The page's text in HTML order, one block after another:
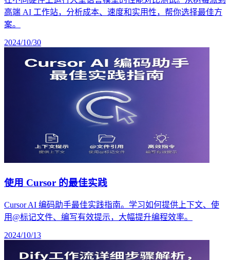
高端 AI 工作站，分析成本、速度和实用性，帮你选择最佳方
案。
2024/10/30
使用 Cursor 的最佳实践
Cursor AI 编码助手最佳实践指南。学习如何提供上下文、使
用@标记文件、编写有效提示，大幅提升编程效率。
2024/10/13